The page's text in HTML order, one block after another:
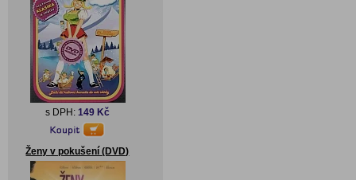
s DPH: 149 Kč
Ženy v pokušení (DVD)